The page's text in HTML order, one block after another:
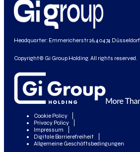
Headquarter: Emmericherstr 26, 40474 Düsseldorf
Copyright© Gi Group Holding. All rights reserved.
Cookie Policy
Privacy Policy
Impressum
Digitale Barrierefreiheit
Allgemeine Geschäftsbedingungen